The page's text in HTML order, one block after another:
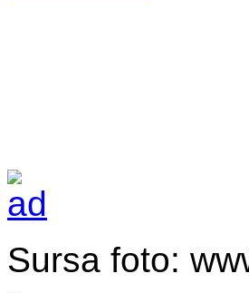
Sursa foto: